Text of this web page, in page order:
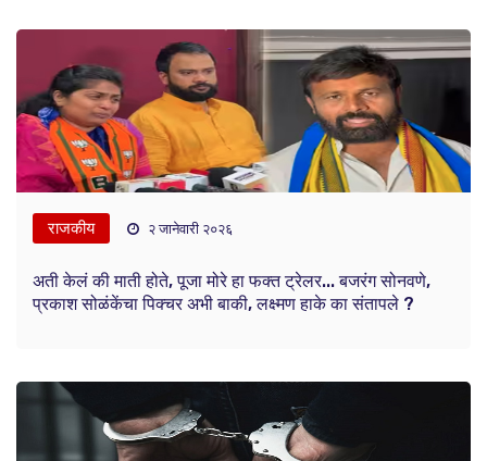
राजकीय २ जानेवारी २०२६
अती केलं की माती होते, पूजा मोरे हा फक्त ट्रेलर... बजरंग सोनवणे,
प्रकाश सोळंकेंचा पिक्चर अभी बाकी, लक्ष्मण हाके का संतापले ?